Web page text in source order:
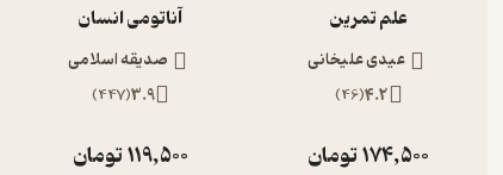
علم تمرین
عیدی علیخانی
4.2
(
46
)
174,500تومان
آناتومی انسان
صدیقه اسلامی
3.9
(
447
)
119,500تومان